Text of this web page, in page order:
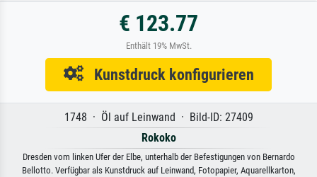
€ 123.77
Enthält 19% MwSt.
Kunstdruck konfigurieren
1748 · Öl auf Leinwand · Bild-ID: 27409
Rokoko
Dresden vom linken Ufer der Elbe, unterhalb der Befestigungen von Bernardo
Bellotto. Verfügbar als Kunstdruck auf Leinwand, Fotopapier, Aquarellkarton,